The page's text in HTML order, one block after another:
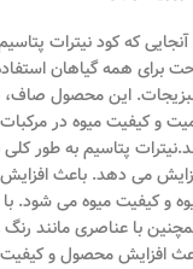
آنجایی که کود نیترات
برای همه گیاهان
این محصول صاف،
و کیفیت میوه در
نیترات پتاسیم به طور
می دهد. باعث
و کیفیت میوه می شود.
با عناصری مانند
افزایش محصول و